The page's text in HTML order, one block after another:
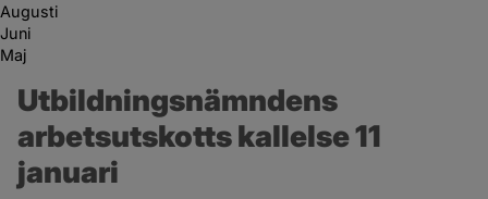
Augusti
Juni
Maj
Utbildningsnämndens
arbetsutskotts kallelse 11
januari